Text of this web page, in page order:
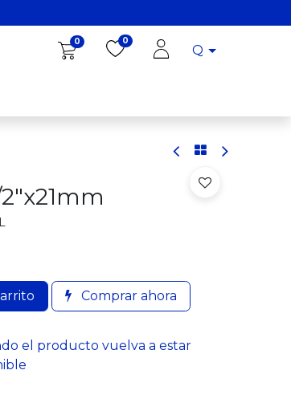
0 0
Q
Comprar ahora
el producto vuelva a estar